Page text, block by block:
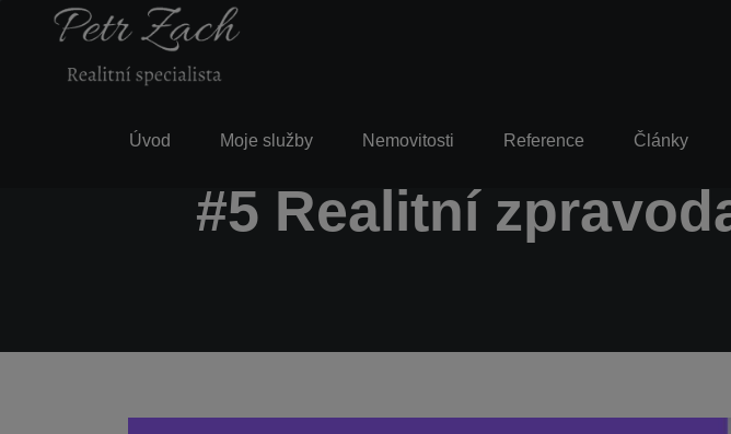
Úvod Moje služby Nemovitosti Reference Články
#5 Realitní